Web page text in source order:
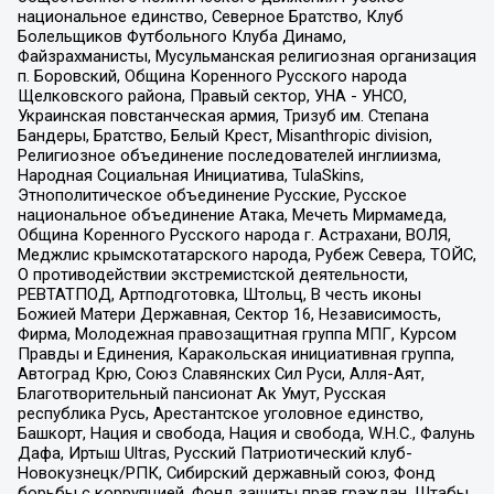
национальное единство, Северное Братство, Клуб
Болельщиков Футбольного Клуба Динамо,
Файзрахманисты, Мусульманская религиозная организация
п. Боровский, Община Коренного Русского народа
Щелковского района, Правый сектор, УНА - УНСО,
Украинская повстанческая армия, Тризуб им. Степана
Бандеры, Братство, Белый Крест, Misanthropic division,
Религиозное объединение последователей инглиизма,
Народная Социальная Инициатива, TulaSkins,
Этнополитическое объединение Русские, Русское
национальное объединение Атака, Мечеть Мирмамеда,
Община Коренного Русского народа г. Астрахани, ВОЛЯ,
Меджлис крымскотатарского народа, Рубеж Севера, ТОЙС,
О противодействии экстремистской деятельности,
РЕВТАТПОД, Артподготовка, Штольц, В честь иконы
Божией Матери Державная, Сектор 16, Независимость,
Фирма, Молодежная правозащитная группа МПГ, Курсом
Правды и Единения, Каракольская инициативная группа,
Автоград Крю, Союз Славянских Сил Руси, Алля-Аят,
Благотворительный пансионат Ак Умут, Русская
республика Русь, Арестантское уголовное единство,
Башкорт, Нация и свобода, Нация и свобода, W.H.С., Фалунь
Дафа, Иртыш Ultras, Русский Патриотический клуб-
Новокузнецк/РПК, Сибирский державный союз, Фонд